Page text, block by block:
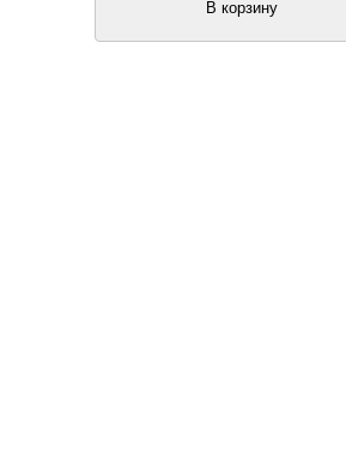
В корзину